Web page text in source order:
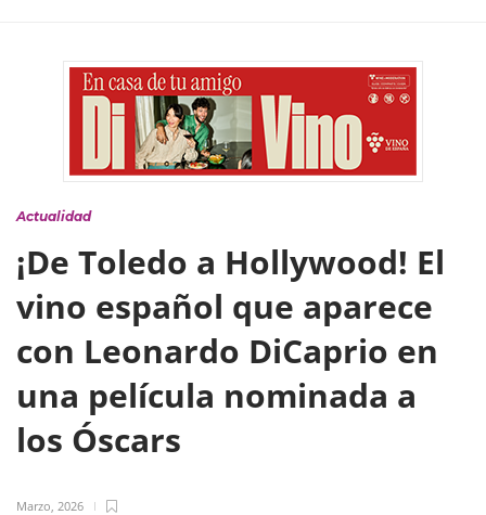
Actualidad
¡De Toledo a Hollywood! El
vino español que aparece
con Leonardo DiCaprio en
una película nominada a
los Óscars
Marzo, 2026